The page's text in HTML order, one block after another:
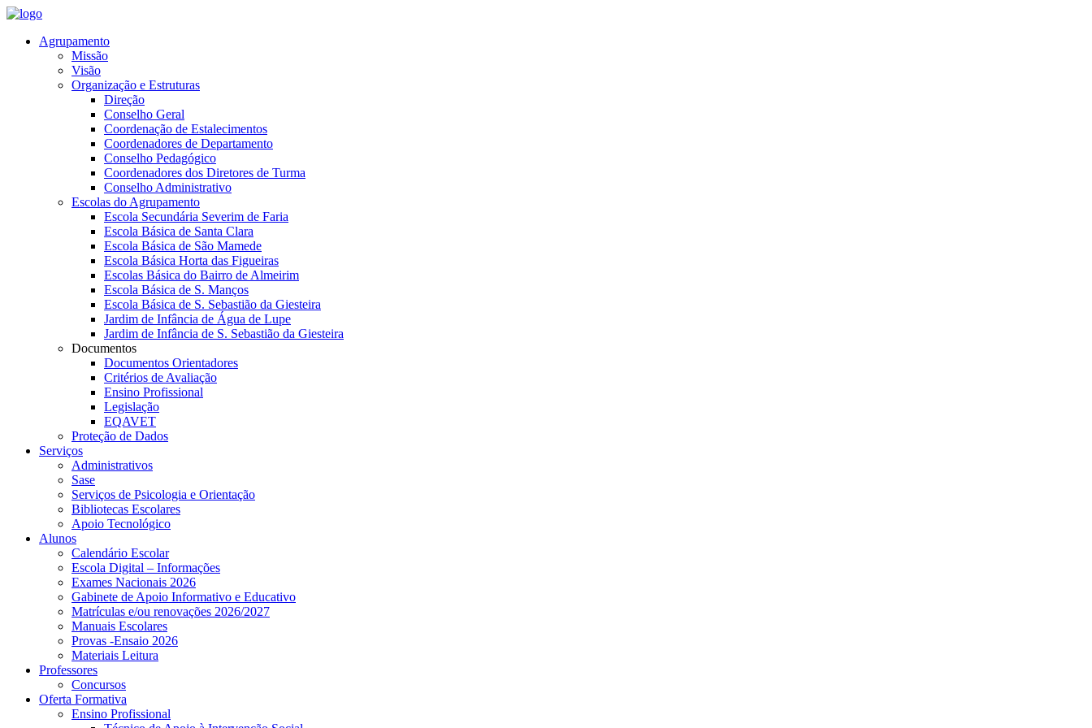
Agrupamento
Missão
Visão
Organização e Estruturas
Direção
Conselho Geral
Coordenação de Estalecimentos
Coordenadores de Departamento
Conselho Pedagógico
Coordenadores dos Diretores de Turma
Conselho Administrativo
Escolas do Agrupamento
Escola Secundária Severim de Faria
Escola Básica de Santa Clara
Escola Básica de São Mamede
Escola Básica Horta das Figueiras
Escolas Básica do Bairro de Almeirim
Escola Básica de S. Manços
Escola Básica de S. Sebastião da Giesteira
Jardim de Infância de Água de Lupe
Jardim de Infância de S. Sebastião da Giesteira
Documentos
Documentos Orientadores
Critérios de Avaliação
Ensino Profissional
Legislação
EQAVET
Proteção de Dados
Serviços
Administrativos
Sase
Serviços de Psicologia e Orientação
Bibliotecas Escolares
Apoio Tecnológico
Alunos
Calendário Escolar
Escola Digital – Informações
Exames Nacionais 2026
Gabinete de Apoio Informativo e Educativo
Matrículas e/ou renovações 2026/2027
Manuais Escolares
Provas -Ensaio 2026
Materiais Leitura
Professores
Concursos
Oferta Formativa
Ensino Profissional